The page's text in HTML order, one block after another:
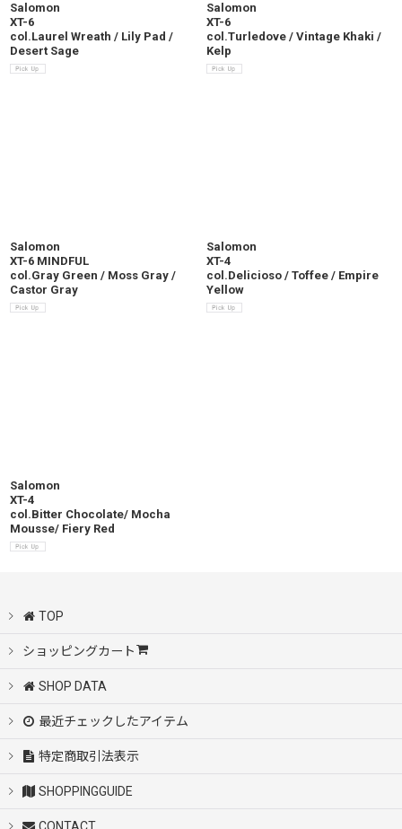
Salomon
XT-6
col.Laurel Wreath / Lily Pad /
Desert Sage
Salomon
XT-6
col.Turledove / Vintage Khaki /
Kelp
Salomon
XT-6 MINDFUL
col.Gray Green / Moss Gray /
Castor Gray
Salomon
XT-4
col.Delicioso / Toffee / Empire
Yellow
Salomon
XT-4
col.Bitter Chocolate/ Mocha
Mousse/ Fiery Red
TOP
ショッピングカート
SHOP DATA
最近チェックしたアイテム
特定商取引法表示
SHOPPINGGUIDE